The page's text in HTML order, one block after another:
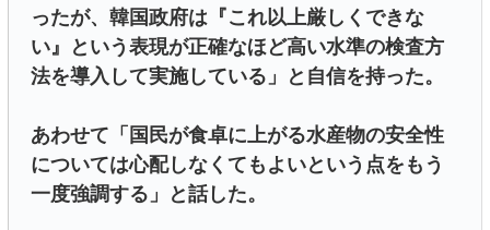
ったが、韓国政府は『これ以上厳しくできな
い』という表現が正確なほど高い水準の検査方
法を導入して実施している」と自信を持った。
あわせて「国民が食卓に上がる水産物の安全性
については心配しなくてもよいという点をもう
一度強調する」と話した。